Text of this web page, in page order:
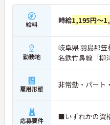
給料 時給1,195円～
勤務地
岐阜県 羽島郡
名鉄竹鼻線「柳
雇用形態 非常勤・パート
応募要件 ■いずれかの資